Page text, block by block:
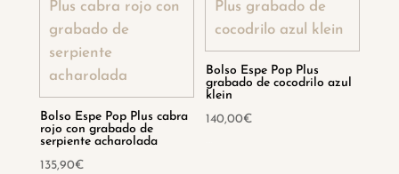
Bolso Espe Pop Plus cabra
rojo con grabado de
serpiente acharolada
135,90€
Bolso Espe Pop Plus
grabado de cocodrilo azul
klein
140,00€